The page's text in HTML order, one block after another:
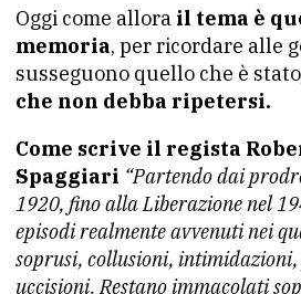
Oggi come allora il tema è
memoria, per ricordare alle
susseguono quello che è
che non debba ripetersi.
Come scrive il regista
Spaggiari “Partendo dai
1920, fino alla Liberazione nel
episodi realmente avvenuti nei
soprusi, collusioni, intimidazioni,
uccisioni. Restano immacolati